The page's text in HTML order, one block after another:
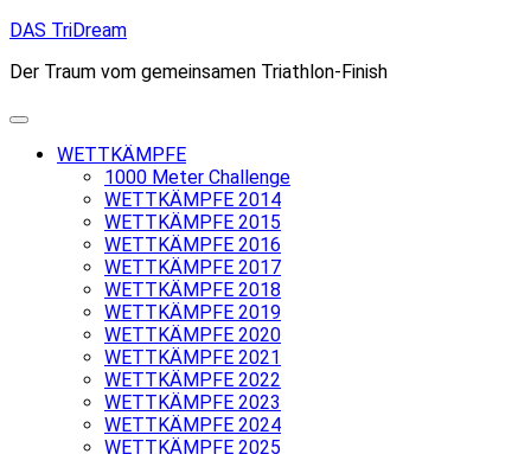
Skip
content
DAS TriDream
Der Traum vom gemeinsamen Triathlon-Finish
WETTKÄMPFE
1000 Meter Challenge
WETTKÄMPFE 2014
WETTKÄMPFE 2015
WETTKÄMPFE 2016
WETTKÄMPFE 2017
WETTKÄMPFE 2018
WETTKÄMPFE 2019
WETTKÄMPFE 2020
WETTKÄMPFE 2021
WETTKÄMPFE 2022
WETTKÄMPFE 2023
WETTKÄMPFE 2024
WETTKÄMPFE 2025